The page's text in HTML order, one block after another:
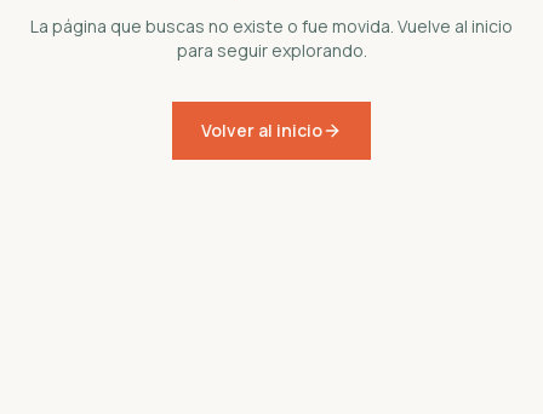
La página que buscas no existe o fue movida. Vuelve al inicio
para seguir explorando.
Volver al inicio